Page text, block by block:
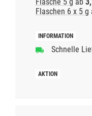
Flaschen 6 x 5 g
Schnelle